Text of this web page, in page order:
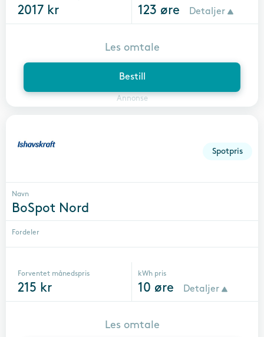
2017 kr 123 øre Detaljer
Bestill
Annonse
Les omtale
Spotpris
Navn
BoSpot Nord
Fordeler
Forventet månedspris
215 kr
kWh pris
10 øre Detaljer
Les omtale